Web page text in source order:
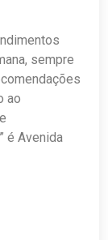
sempre
ao
é Avenida